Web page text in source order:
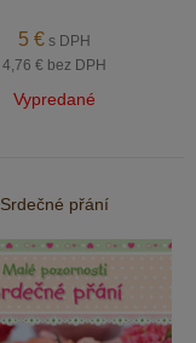
5 € s DPH
4,76 € bez DPH
Vypredané
Srdečné přání